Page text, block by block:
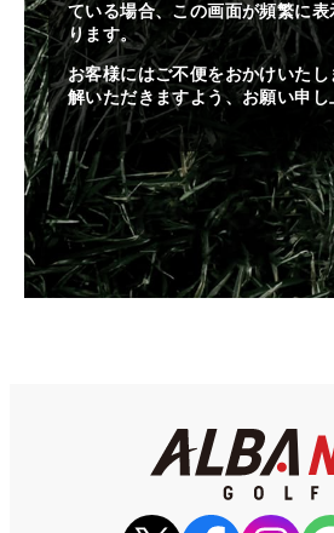
ている場合、この画面が頻繁に
ります。
お客様にはご不便をおかけいた
解いただきますよう、お願い申し